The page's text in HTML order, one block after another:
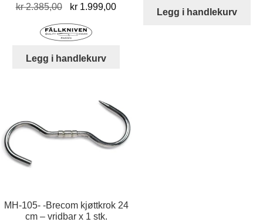
kr2.385,00
Opprinnelig
var:
kr 1.999,00Nåværende
Legg i handlekurv
Legg i handlekurv
MH-105- -Brecom kjøttkrok 24
cm – vridbar x 1 stk.